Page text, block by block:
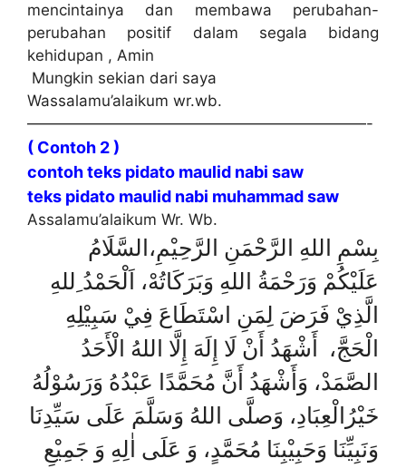
mencintainya dan membawa perubahan-
perubahan positif dalam segala bidang
kehidupan , Amin
Mungkin sekian dari saya
Wassalamu’alaikum wr.wb.
——————————————————————-
( Contoh 2 )
contoh teks pidato maulid nabi saw
teks pidato maulid nabi muhammad saw
Assalamu’alaikum Wr. Wb.
بِسْمِ اللهِ الرَّحْمَنِ الرَّحِيْمِ،السَّلَامُ
عَلَيْكُمْ وَرَحْمَةُ اللهِ وَبَرَكَاتُهْ، اَلْحَمْدُ ِللهِ
الَّذِيْ فَرَضَ لِمَنِ اسْتَطَاعَ فِيْ سَبِيْلِهِ
الْحَجَّ، أَشْهَدُ أَنْ لَا إِلَهَ إِلَّا اللهُ الْأَحَدُ
الصَّمَدْ، وَأَشْهَدُ أَنَّ مُحَمَّدًا عَبْدُهُ وَرَسُوْلُهُ
خَيْرُالْعِبَادِ، وَصلَّى اللهُ وَسَلَّمَ عَلَى سَيِّدِنَا
وَنَبِيِّنَا وَحَبِيْبِنَا مُحَمَّدٍ، وَ عَلَى اٰلِهِ وَ جَمِيْعِ